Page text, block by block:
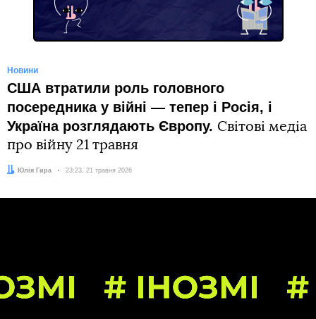
Новини
США втратили роль головного
посередника у війні — тепер і Росія, і
Україна розглядають Європу. Світові медіа
про війну 21 травня
Автор:Юлія Гира Дата:
23:23, 21 травня 2026